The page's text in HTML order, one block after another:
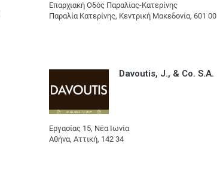
Επαρχιακή Οδός Παραλίας-Κατερίνης
Παραλία Κατερίνης, Κεντρική Μακεδονία, 601 00
Davoutis, J., & Co. S.A.
Εργασίας 15, Νέα Ιωνία
Αθήνα, Αττική, 142 34